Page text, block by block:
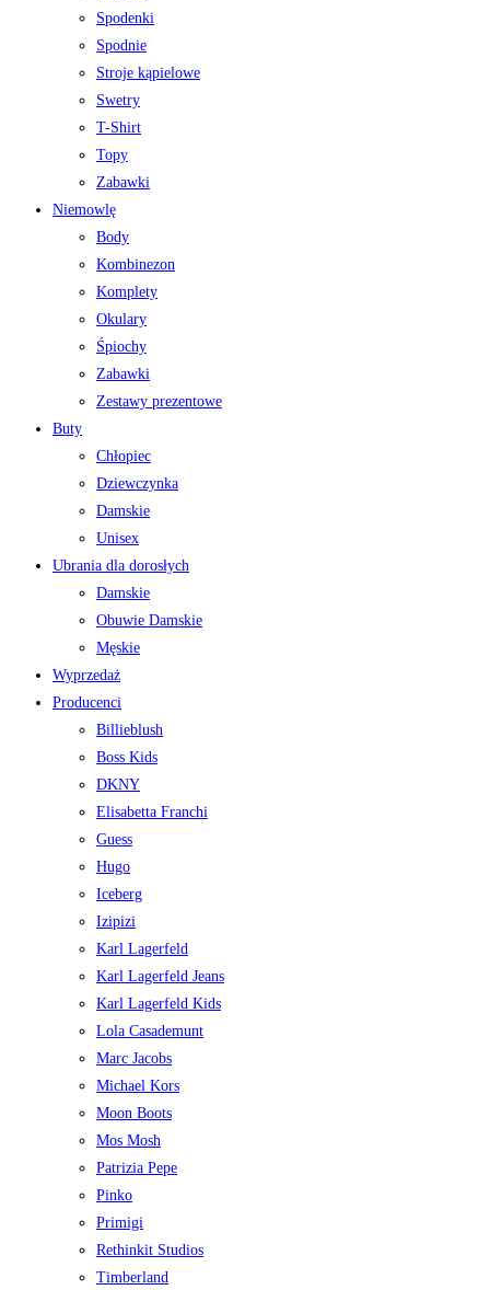
Spodenki
Spodnie
Stroje kąpielowe
Swetry
T-Shirt
Topy
Zabawki
Niemowlę
Body
Kombinezon
Komplety
Okulary
Śpiochy
Zabawki
Zestawy prezentowe
Buty
Chłopiec
Dziewczynka
Damskie
Unisex
Ubrania dla dorosłych
Damskie
Obuwie Damskie
Męskie
Wyprzedaż
Producenci
Billieblush
Boss Kids
DKNY
Elisabetta Franchi
Guess
Hugo
Iceberg
Izipizi
Karl Lagerfeld
Karl Lagerfeld Jeans
Karl Lagerfeld Kids
Lola Casademunt
Marc Jacobs
Michael Kors
Moon Boots
Mos Mosh
Patrizia Pepe
Pinko
Primigi
Rethinkit Studios
Timberland